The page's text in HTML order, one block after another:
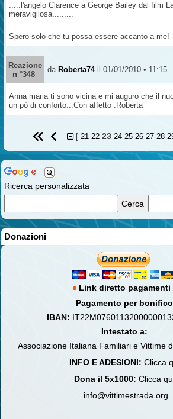
Ricerca personalizzata
Donazioni
Link diretto pagamenti
Pagamento per bonifico
IBAN:
Intestato a:
Associazione Italiana Familiari e Vittime
INFO E ADESIONI: Clicca
Dona il 5x1000: Clicca
info@vittimestrada.org
.....l'angelo Clarence a George Bailey dal film
meravigliosa.........
Spero solo che tu possa essere accanto a me!
Reazione
n °348
da Roberta74 il 01/01/2010 • 11:15
Anna maria ti sono vicina e mi auguro che il
un pò di conforto...Con affetto .Roberta
[ 21 22 23 24 25 26 27 28